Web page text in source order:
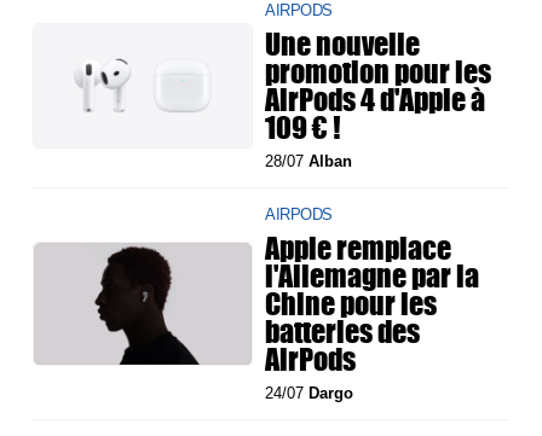
AIRPODS
Une nouvelle
promotion pour les
AirPods 4 d'Apple à
109 € !
28/07Alban
AIRPODS
Apple remplace
l'Allemagne par la
Chine pour les
batteries des
AirPods
24/07 Dargo